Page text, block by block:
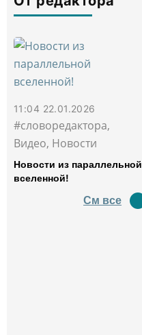
11:04 22.01.2026
#словоредактора,
Видео, Новости
Новости из параллельной
вселенной!
См все